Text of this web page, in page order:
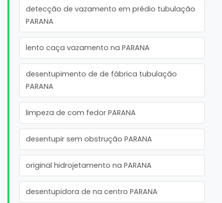
detecção de vazamento em prédio tubulação
PARANA
lento caça vazamento na PARANA
desentupimento de de fábrica tubulação
PARANA
limpeza de com fedor PARANA
desentupir sem obstrução PARANA
original hidrojetamento na PARANA
desentupidora de na centro PARANA